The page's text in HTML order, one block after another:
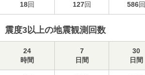
18回 127回 586回
震度3以上の地震観測回数
24
時間
7
日間
30
日間